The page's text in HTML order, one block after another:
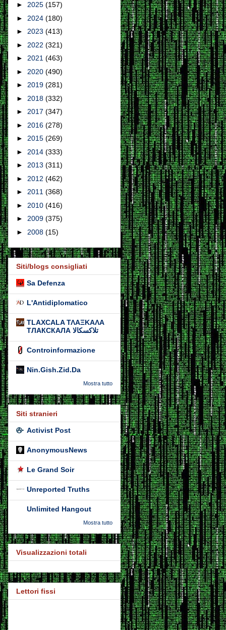
► 2025 (157)
► 2024 (180)
► 2023 (413)
► 2022 (321)
► 2021 (463)
► 2020 (490)
► 2019 (281)
► 2018 (332)
► 2017 (347)
► 2016 (278)
► 2015 (269)
► 2014 (333)
► 2013 (311)
► 2012 (462)
► 2011 (368)
► 2010 (416)
► 2009 (375)
► 2008 (15)
Siti/blogs consigliati
Sa Defenza
L'Antidiplomatico
TLAXCALA ΤΛΑΞΚΑΛΑ
ТЛАКСКАЛА تلاكسكالا
Controinformazione
Nin.Gish.Zid.Da
Mostra tutto
Siti stranieri
Activist Post
AnonymousNews
Le Grand Soir
Unreported Truths
Unlimited Hangout
Mostra tutto
Visualizzazioni totali
Lettori fissi